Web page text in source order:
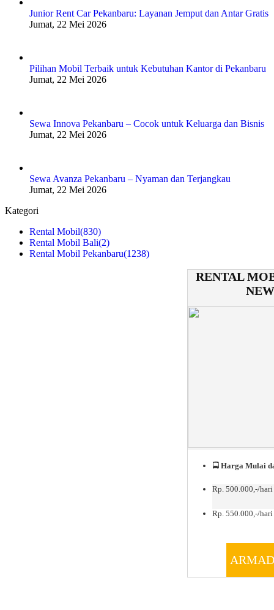
Junior Rent Car Pekanbaru: Layanan Jemput dan Antar Gratis
Jumat, 22 Mei 2026
Pilihan Mobil Terbaik untuk Kebutuhan Kantor di Pekanbaru
Jumat, 22 Mei 2026
Sewa Innova Pekanbaru – Cocok untuk Keluarga dan Bisnis
Jumat, 22 Mei 2026
Sewa Avanza Pekanbaru – Nyaman dan Terjangkau
Jumat, 22 Mei 2026
Kategori
Rental Mobil(830)
Rental Mobil Bali(2)
Rental Mobil Pekanbaru(1238)
RENTAL
🚍 Harga Mulai
Rp. 500.000,-/
Rp. 550.000,-/